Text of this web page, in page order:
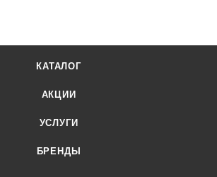
КАТАЛОГ
АКЦИИ
УСЛУГИ
БРЕНДЫ